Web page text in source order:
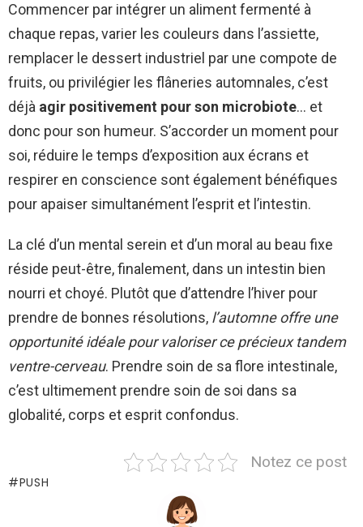
Commencer par intégrer un aliment fermenté à
chaque repas, varier les couleurs dans l’assiette,
remplacer le dessert industriel par une compote de
fruits, ou privilégier les flâneries automnales, c’est
déjà agir positivement pour son microbiote… et
donc pour son humeur. S’accorder un moment pour
soi, réduire le temps d’exposition aux écrans et
respirer en conscience sont également bénéfiques
pour apaiser simultanément l’esprit et l’intestin.
La clé d’un mental serein et d’un moral au beau fixe
réside peut-être, finalement, dans un intestin bien
nourri et choyé. Plutôt que d’attendre l’hiver pour
prendre de bonnes résolutions, l’automne offre une
opportunité idéale pour valoriser ce précieux tandem
ventre-cerveau. Prendre soin de sa flore intestinale,
c’est ultimement prendre soin de soi dans sa
globalité, corps et esprit confondus.
Notez ce post
PUSH